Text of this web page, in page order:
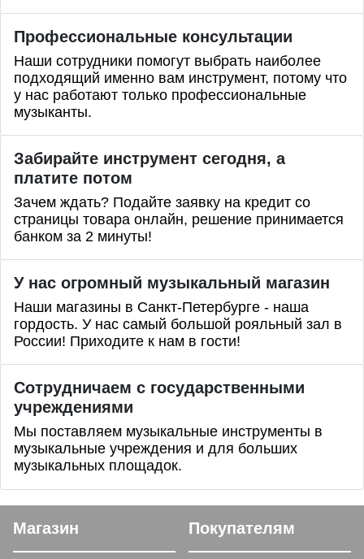
Профессиональные консультации
Наши сотрудники помогут выбрать наиболее
подходящий именно вам инструмент, потому что
у нас работают только профессиональные
музыканты.
Забирайте инструмент сегодня, а
платите потом
Зачем ждать? Подайте заявку на кредит со
страницы товара онлайн, решение принимается
банком за 2 минуты!
У нас огромный музыкальный магазин
Наши магазины в Санкт-Петербурге - наша
гордость. У нас самый большой рояльный зал в
России! Приходите к нам в гости!
Сотрудничаем с государственными
учреждениями
Мы поставляем музыкальные инструменты в
музыкальные учреждения и для больших
музыкальных площадок.
Магазин Покупателям